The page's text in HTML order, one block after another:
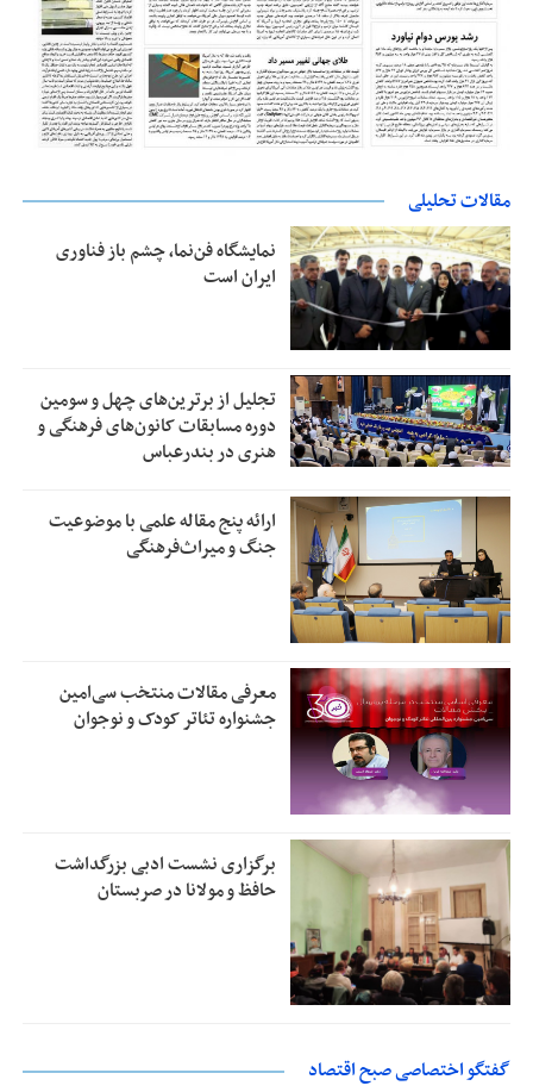
مقالات تحلیلی
نمایشگاه فن‌نما، چشم باز فناوری
ایران است
تجلیل از بر‌ترین‌های چهل و سومین
دوره مسابقات کانون‌های فرهنگی و
هنری در بندرعباس
ارائه پنج مقاله علمی با موضوعیت
جنگ و میراث‌فرهنگی
معرفی مقالات منتخب سی‌امین
جشنواره تئاتر کودک و نوجوان
برگزاری نشست ادبی بزرگداشت
حافظ و مولانا در صربستان
گفتگو اختصاصی صبح اقتصاد